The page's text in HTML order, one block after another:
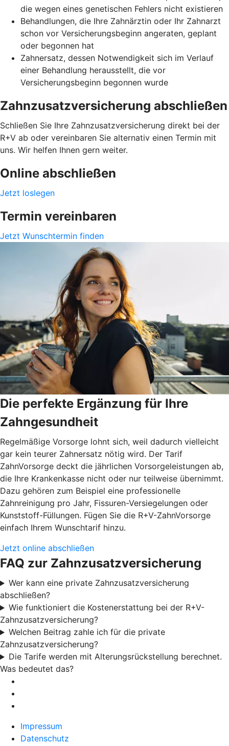
die wegen eines genetischen Fehlers nicht existieren
Behandlungen, die Ihre Zahnärztin oder Ihr Zahnarzt
schon vor Versicherungsbeginn angeraten, geplant
oder begonnen hat
Zahnersatz, dessen Notwendigkeit sich im Verlauf
einer Behandlung herausstellt, die vor
Versicherungsbeginn begonnen wurde
Zahnzusatzversicherung abschließen
Schließen Sie Ihre Zahnzusatzversicherung direkt bei der
R+V ab oder vereinbaren Sie alternativ einen Termin mit
uns. Wir helfen Ihnen gern weiter.
Online abschließen
Jetzt loslegen
Termin vereinbaren
Jetzt Wunschtermin finden
Die perfekte Ergänzung für Ihre
Zahngesundheit
Regelmäßige Vorsorge lohnt sich, weil dadurch vielleicht
gar kein teurer Zahnersatz nötig wird. Der Tarif
ZahnVorsorge deckt die jährlichen Vorsorgeleistungen ab,
die Ihre Krankenkasse nicht oder nur teilweise übernimmt.
Dazu gehören zum Beispiel eine professionelle
Zahnreinigung pro Jahr, Fissuren-Versiegelungen oder
Kunststoff-Füllungen. Fügen Sie die R+V-ZahnVorsorge
einfach Ihrem Wunschtarif hinzu.
Jetzt online abschließen
FAQ zur Zahnzusatzversicherung
Wer kann eine private Zahnzusatzversicherung
abschließen?
Wie funktioniert die Kostenerstattung bei der R+V-
Zahnzusatzversicherung?
Welchen Beitrag zahle ich für die private
Zahnzusatzversicherung?
Die Tarife werden mit Alterungsrückstellung berechnet.
Was bedeutet das?
Impressum
Datenschutz